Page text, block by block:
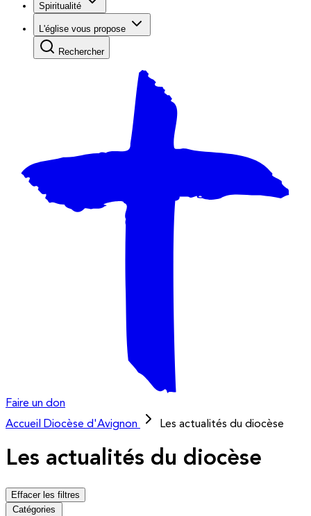
Spiritualité
L'église vous propose
Rechercher
Faire un don
Accueil
Diocèse d'Avignon Les actualités du diocèse
Les actualités du diocèse
Effacer les filtres
Catégories